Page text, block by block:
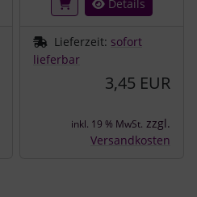
Details
Lieferzeit: sofort
lieferbar
3,45 EUR
inkl. 19 % MwSt. zzgl.
Versandkosten